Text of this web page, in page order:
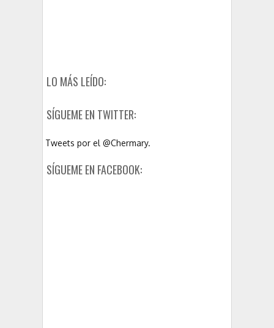
LO MÁS LEÍDO:
SÍGUEME EN TWITTER:
Tweets por el @Chermary.
SÍGUEME EN FACEBOOK: